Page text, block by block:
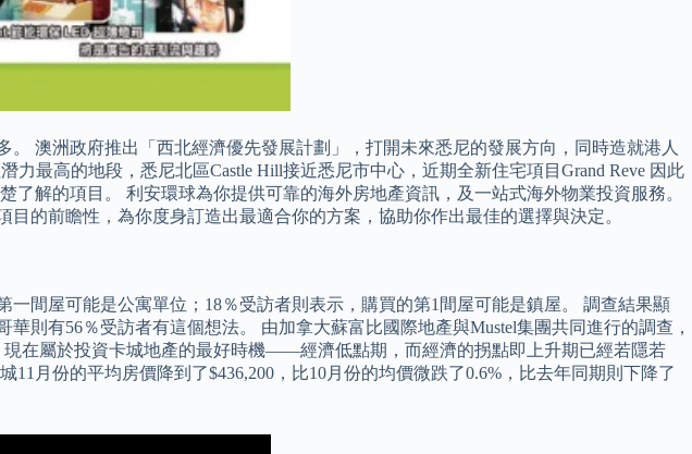
澳洲政府推出「西北經濟優先發展計劃」，打開未來悉尼的發展方向，同時造就港人
最高的地段，悉尼北區Castle Hill接近悉尼市中心，近期全新住宅項目Grand Reve 因此
解的項目。 利安環球為你提供可靠的海外房地產資訊，及一站式海外物業投資服務。
的前瞻性，為你度身訂造出最適合你的方案，協助你作出最佳的選擇與決定。
間屋可能是公寓單位；18％受訪者則表示，購買的第1間屋可能是鎮屋。 調查結果顯
則有56％受訪者有這個想法。 由加拿大蘇富比國際地產與Mustel集團共同進行的調查，
在屬於投資卡城地產的最好時機——經濟低點期，而經濟的拐點即上升期已經若隱若
月份的平均房價降到了$436,200，比10月份的均價微跌了0.6%，比去年同期則下降了